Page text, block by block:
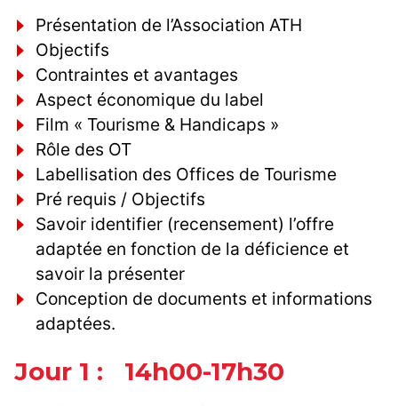
Présentation de l’Association ATH
Objectifs
Contraintes et avantages
Aspect économique du label
Film « Tourisme & Handicaps »
Rôle des OT
Labellisation des Offices de Tourisme
Pré requis / Objectifs
Savoir identifier (recensement) l’offre
adaptée en fonction de la déficience et
savoir la présenter
Conception de documents et informations
adaptées.
Jour 1 : 14h00-17h30